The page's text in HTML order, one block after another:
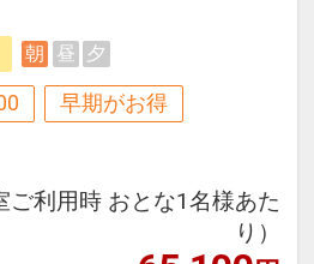
れます。
」
広がる「タイガービー
し、西海岸でも数少な
申込がお得】早期申込
までにお申し込みにな
り様１，０００円引
朝 昼 夕
早期がお得
ご利用時 おとな1名様あた
り）